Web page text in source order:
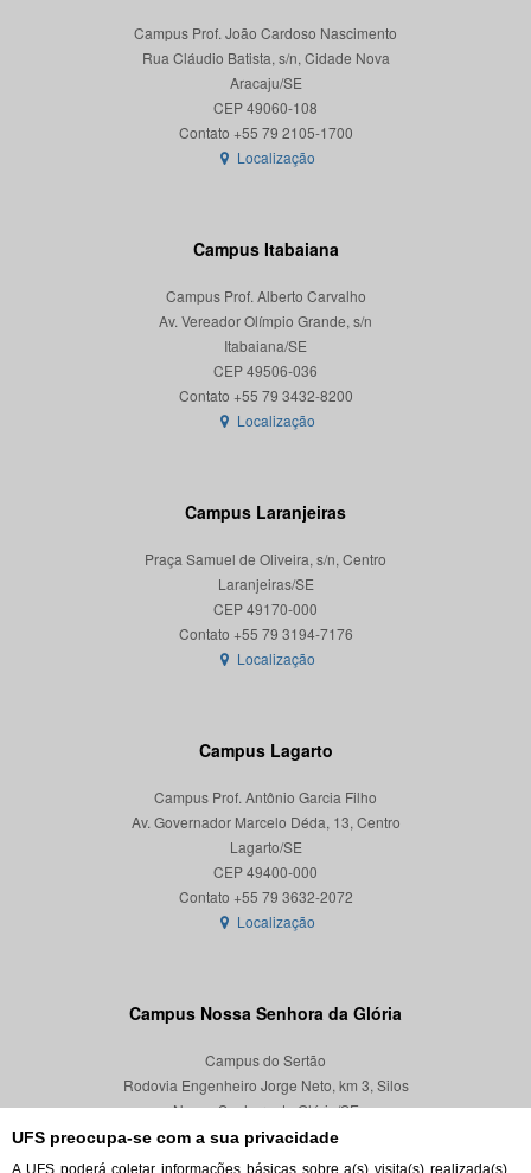
UFS preocupa-se com a sua privacidade
A UFS poderá coletar informações básicas sobre a(s) visita(s) realizada(s)
Campus Prof. João Cardoso Nascimento
Rua Cláudio Batista, s/n, Cidade Nova
Aracaju/SE
CEP 49060-108
Localização
Campus Itabaiana
Campus Prof. Alberto Carvalho
Av. Vereador Olímpio Grande, s/n
Itabaiana/SE
CEP 49506-036
Localização
Campus Laranjeiras
Praça Samuel de Oliveira, s/n, Centro
Laranjeiras/SE
CEP 49170-000
Localização
Campus Lagarto
Campus Prof. Antônio Garcia Filho
Av. Governador Marcelo Déda, 13, Centro
Lagarto/SE
CEP 49400-000
Localização
Campus Nossa Senhora da Glória
Campus do Sertão
Rodovia Engenheiro Jorge Neto, km 3, Silos
Nossa Senhora da Glória/SE
CEP 49680-000